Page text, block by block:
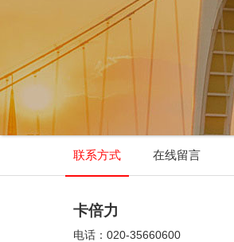
联系方式 在线留言
卡倍力
电话：020-35660600